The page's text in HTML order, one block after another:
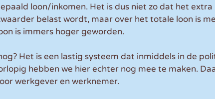
loon/inkomen. Het is dus niet zo dat het
belast wordt, maar over het totale loon is
is immers hoger geworden.
Het is een lastig systeem dat inmiddels in de
hebben we hier echter nog mee te maken.
werkgever en werknemer.